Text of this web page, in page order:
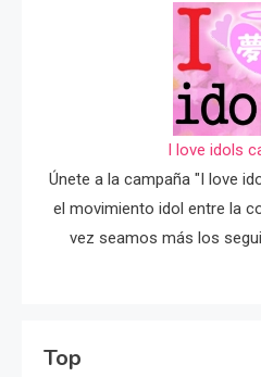
I love idols
Únete a la campaña "I love
el movimiento idol entre la
vez seamos más los
Top